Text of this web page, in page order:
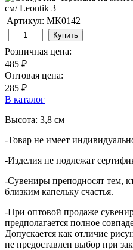
Артикул: МК0142
Купить
Розничная цена:
485 ₽
Оптовая цена:
285 ₽
В каталог
Высота: 3,8 см
-Товар не имеет
-Изделия не подлежат
-Сувениры преподносят тем,
близким капельку счастья.
-При оптовой продаже
предполагается полное
Допускается как отличие
не предоставлен выбор при